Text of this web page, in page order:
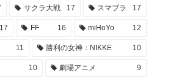
サクラ大戦 17 スマブラ 17
17 FF 16 miHoYo 12
11 勝利の女神：NIKKE 10
10 劇場アニメ 9